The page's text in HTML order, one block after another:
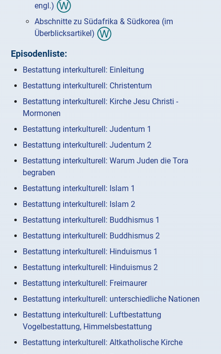
engl.)
Abschnitte zu Südafrika & Südkorea (im
Überblicksartikel)
Episodenliste:
Bestattung interkulturell: Einleitung
Bestattung interkulturell: Christentum
Bestattung interkulturell: Kirche Jesu Christi -
Mormonen
Bestattung interkulturell: Judentum 1
Bestattung interkulturell: Judentum 2
Bestattung interkulturell: Warum Juden die Tora
begraben
Bestattung interkulturell: Islam 1
Bestattung interkulturell: Islam 2
Bestattung interkulturell: Buddhismus 1
Bestattung interkulturell: Buddhismus 2
Bestattung interkulturell: Hinduismus 1
Bestattung interkulturell: Hinduismus 2
Bestattung interkulturell: Freimaurer
Bestattung interkulturell: unterschiedliche Nationen
Bestattung interkulturell: Luftbestattung
Vogelbestattung, Himmelsbestattung
Bestattung interkulturell: Altkatholische Kirche